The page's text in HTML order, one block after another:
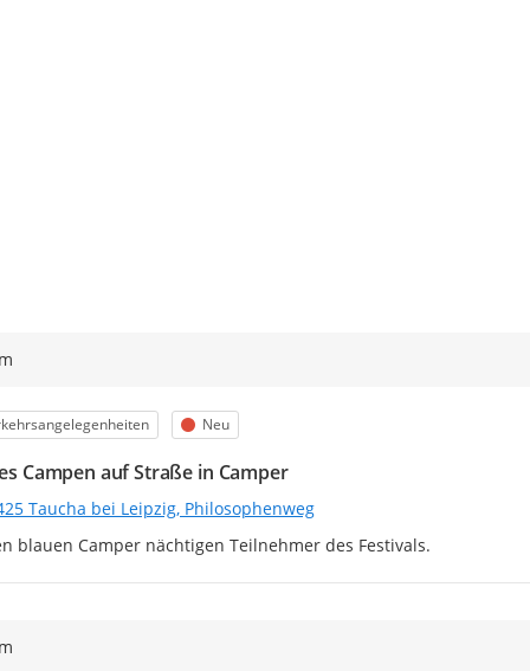
Status
Neu
Campen auf Straße in Camper
Taucha bei Leipzig, Philosophenweg
blauen Camper nächtigen Teilnehmer des Festivals.